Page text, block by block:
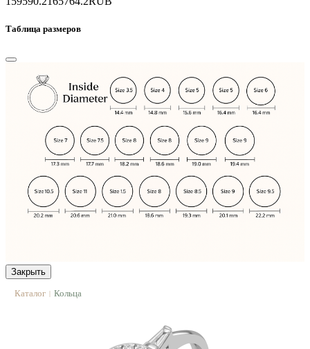
Таблица размеров
Закрыть
Каталог | Кольца